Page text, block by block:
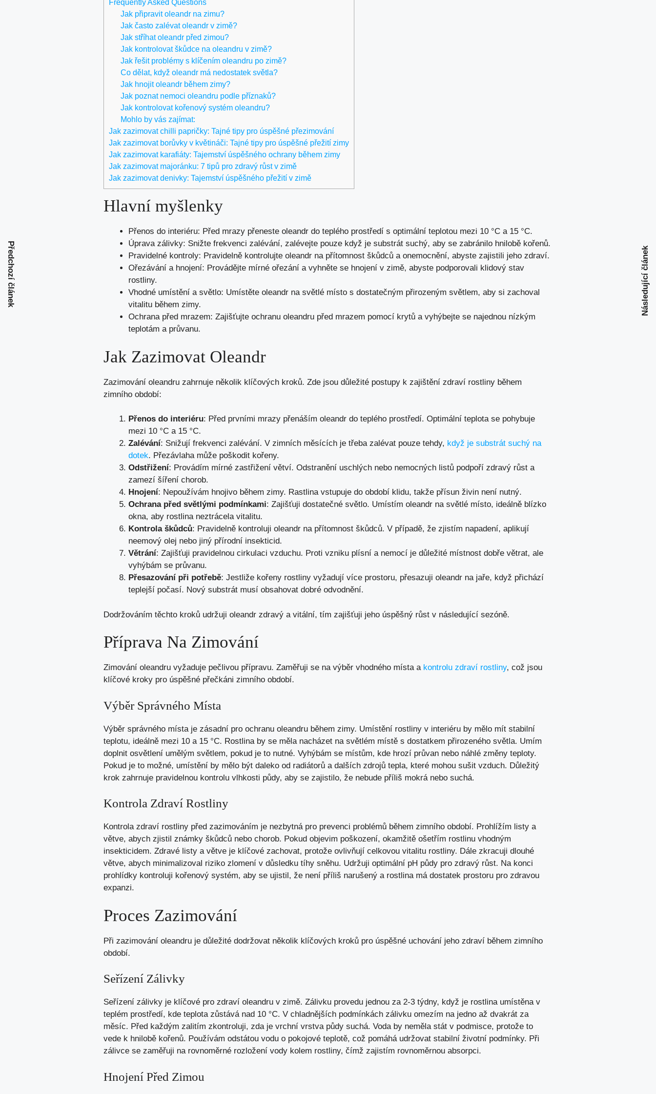
Frequently Asked Questions
Jak připravit oleandr na zimu?
Jak často zalévat oleandr v zimě?
Jak stříhat oleandr před zimou?
Jak kontrolovat škůdce na oleandru v zimě?
Jak řešit problémy s klíčením oleandru po zimě?
Co dělat, když oleandr má nedostatek světla?
Jak hnojit oleandr během zimy?
Jak poznat nemoci oleandru podle příznaků?
Jak kontrolovat kořenový systém oleandru?
Mohlo by vás zajímat:
Jak zazimovat chilli papričky: Tajné tipy pro úspěšné přezimování
Jak zazimovat borůvky v květináči: Tajné tipy pro úspěšné přežití zimy
Jak zazimovat karafiáty: Tajemství úspěšného ochrany během zimy
Jak zazimovat majoránku: 7 tipů pro zdravý růst v zimě
Jak zazimovat denivky: Tajemství úspěšného přežití v zimě
Hlavní myšlenky
Přenos do interiéru: Před mrazy přeneste oleandr do teplého prostředí s optimální teplotou mezi 10 °C a 15 °C.
Úprava zálivky: Snižte frekvenci zalévání, zalévejte pouze když je substrát suchý, aby se zabránilo hnilobě kořenů.
Pravidelné kontroly: Pravidelně kontrolujte oleandr na přítomnost škůdců a onemocnění, abyste zajistili jeho zdraví.
Ořezávání a hnojení: Provádějte mírné ořezání a vyhněte se hnojení v zimě, abyste podporovali klidový stav
rostliny.
Vhodné umístění a světlo: Umístěte oleandr na světlé místo s dostatečným přirozeným světlem, aby si zachoval
vitalitu během zimy.
Ochrana před mrazem: Zajišťujte ochranu oleandru před mrazem pomocí krytů a vyhýbejte se najednou nízkým
teplotám a průvanu.
Jak Zazimovat Oleandr
Zazimování oleandru zahrnuje několik klíčových kroků. Zde jsou důležité postupy k zajištění zdraví rostliny během
zimního období:
Přenos do interiéru: Před prvními mrazy přenáším oleandr do teplého prostředí. Optimální teplota se pohybuje
mezi 10 °C a 15 °C.
Zalévání: Snižují frekvenci zalévání. V zimních měsících je třeba zalévat pouze tehdy, když je substrát suchý na
dotek. Přezávlaha může poškodit kořeny.
Odstřižení: Provádím mírné zastřižení větví. Odstranění uschlých nebo nemocných listů podpoří zdravý růst a
zamezí šíření chorob.
Hnojení: Nepoužívám hnojivo během zimy. Rastlina vstupuje do období klidu, takže přísun živin není nutný.
Ochrana před světlými podmínkami: Zajišťuji dostatečné světlo. Umístím oleandr na světlé místo, ideálně blízko
okna, aby rostlina neztrácela vitalitu.
Kontrola škůdců: Pravidelně kontroluji oleandr na přítomnost škůdců. V případě, že zjistím napadení, aplikují
neemový olej nebo jiný přírodní insekticid.
Větrání: Zajišťuji pravidelnou cirkulaci vzduchu. Proti vzniku plísní a nemocí je důležité místnost dobře větrat, ale
vyhýbám se průvanu.
Přesazování při potřebě: Jestliže kořeny rostliny vyžadují více prostoru, přesazuji oleandr na jaře, když přichází
teplejší počasí. Nový substrát musí obsahovat dobré odvodnění.
Dodržováním těchto kroků udržuji oleandr zdravý a vitální, tím zajišťuji jeho úspěšný růst v následující sezóně.
Příprava Na Zimování
Zimování oleandru vyžaduje pečlivou přípravu. Zaměřuji se na výběr vhodného místa a kontrolu zdraví rostliny, což jsou
klíčové kroky pro úspěšné přečkáni zimního období.
Výběr Správného Místa
Výběr správného místa je zásadní pro ochranu oleandru během zimy. Umístění rostliny v interiéru by mělo mít stabilní
teplotu, ideálně mezi 10 a 15 °C. Rostlina by se měla nacházet na světlém místě s dostatkem přirozeného světla. Umím
doplnit osvětlení umělým světlem, pokud je to nutné. Vyhýbám se místům, kde hrozí průvan nebo náhlé změny teploty.
Pokud je to možné, umístění by mělo být daleko od radiátorů a dalších zdrojů tepla, které mohou sušit vzduch. Důležitý
krok zahrnuje pravidelnou kontrolu vlhkosti půdy, aby se zajistilo, že nebude příliš mokrá nebo suchá.
Kontrola Zdraví Rostliny
Kontrola zdraví rostliny před zazimováním je nezbytná pro prevenci problémů během zimního období. Prohlížím listy a
větve, abych zjistil známky škůdců nebo chorob. Pokud objevim poškození, okamžitě ošetřím rostlinu vhodným
insekticidem. Zdravé listy a větve je klíčové zachovat, protože ovlivňují celkovou vitalitu rostliny. Dále zkracuji dlouhé
větve, abych minimalizoval riziko zlomení v důsledku tíhy sněhu. Udržuji optimální pH půdy pro zdravý růst. Na konci
prohlídky kontroluji kořenový systém, aby se ujistil, že není příliš narušený a rostlina má dostatek prostoru pro zdravou
expanzi.
Proces Zazimování
Při zazimování oleandru je důležité dodržovat několik klíčových kroků pro úspěšné uchování jeho zdraví během zimního
období.
Seřízení Zálivky
Seřízení zálivky je klíčové pro zdraví oleandru v zimě. Zálivku provedu jednou za 2-3 týdny, když je rostlina umístěna v
teplém prostředí, kde teplota zůstává nad 10 °C. V chladnějších podmínkách zálivku omezím na jedno až dvakrát za
měsíc. Před každým zalitím zkontroluji, zda je vrchní vrstva půdy suchá. Voda by neměla stát v podmisce, protože to
vede k hnilobě kořenů. Používám odstátou vodu o pokojové teplotě, což pomáhá udržovat stabilní životní podmínky. Při
zálivce se zaměřuji na rovnoměrné rozložení vody kolem rostliny, čímž zajistím rovnoměrnou absorpci.
Hnojení Před Zimou
Předchozí článek Následující článek